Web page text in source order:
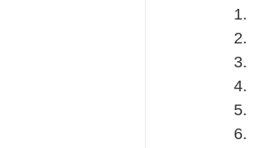
1.
2.
3.
4.
5.
6.